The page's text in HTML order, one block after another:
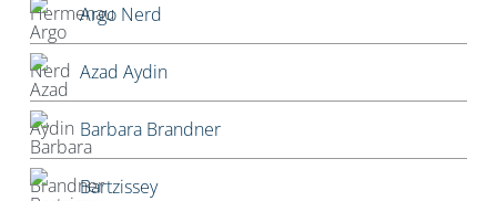
Argo Nerd
Azad Aydin
Barbara Brandner
Bartzissey